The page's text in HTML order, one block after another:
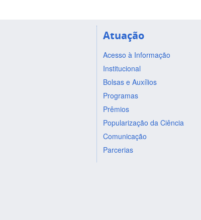
Atuação
Acesso à Informação
Institucional
Bolsas e Auxílios
Programas
Prêmios
Popularização da Ciência
Comunicação
Parcerias